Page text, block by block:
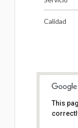
Calidad
This